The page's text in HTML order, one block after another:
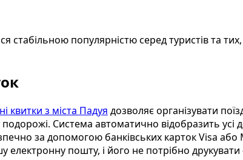
стабільною популярністю серед туристів та
квитки з міста Падуя дозволяє організувати
Система автоматично відобразить усі
за допомогою банківських карток Visa
електронну пошту, і його не потрібно